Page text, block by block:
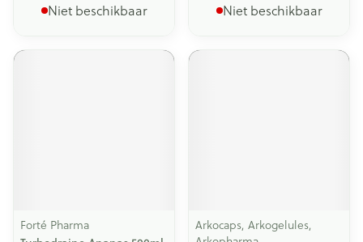
Niet beschikbaar Niet beschikbaar
Forté Pharma
Arkocaps, Arkogelules,